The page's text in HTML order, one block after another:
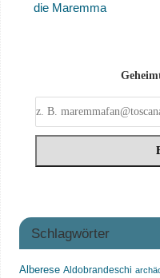
die Maremma
Schlagwörter
Alberese Aldobrandeschi